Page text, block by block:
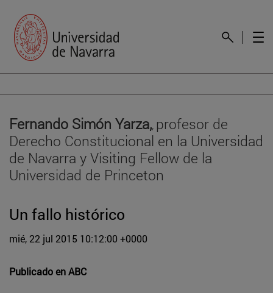
Fernando Simón Yarza,, profesor de
Derecho Constitucional en la Universidad
de Navarra y Visiting Fellow de la
Universidad de Princeton
Un fallo histórico
mié, 22 jul 2015 10:12:00 +0000
Publicado enABC